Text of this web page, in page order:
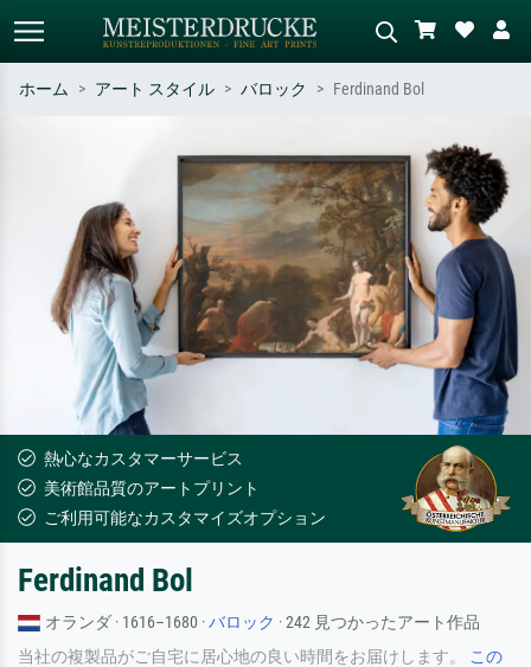
作家名・作品名・スタイルで検索
– 例：モネ、星月夜、印象派、北
斎の波、ヌード。
シーンを説明してください – 例：
緑の草原、赤の多い抽象画、暗い
油絵、木のそばの立ち姿のヌー
ド。
ホーム アート スタイル バロック Ferdinand Bol
熱心なカスタマーサービス
美術館品質のアートプリント
ご利用可能なカスタマイズオプション
Ferdinand Bol
オランダ · 1616–1680 ·バロック · 242 見つかったアート作品
当社の複製品がご自宅に居心地の良い時間をお届けします。
この